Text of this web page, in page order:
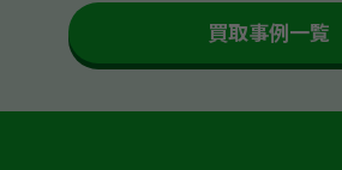
買取事例一覧